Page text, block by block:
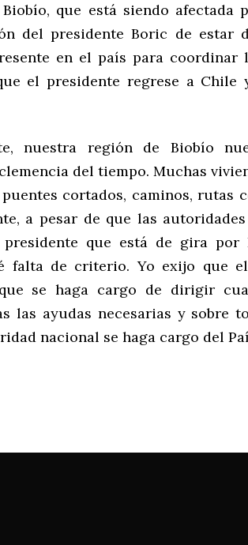
que está siendo afectada
del presidente Boric de estar
en el país para coordinar
el presidente regrese a Chile
nuestra región de Biobío
del tiempo. Muchas
cortados, caminos, rutas
a pesar de que las
que está de gira por
falta de criterio. Yo exijo que
se haga cargo de dirigir
las ayudas necesarias y sobre
nacional se haga cargo del